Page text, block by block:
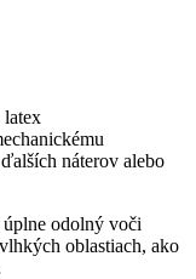
náterov alebo
odolný voči
oblastiach, ako